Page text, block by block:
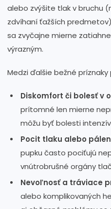
alebo zvýšite tlak v bruchu
zdvíhaní ťažších
sa zvyčajne mierne
výrazným.
Medzi ďalšie bežné príznaky
Diskomfort či bolesť v
prítomné len mierne
môžu byť bolesti
Pocit tlaku alebo
pupku často pociťujú
vnútrobrušné orgány
Nevoľnosť a tráviace
alebo komplikovaných